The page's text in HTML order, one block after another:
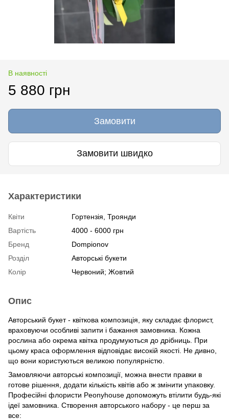
В наявності
5 880 грн
Замовити
Замовити швидко
Характеристики
Квіти
Гортензія, Троянди
Вартість
4000 - 6000 грн
Бренд
Dompionov
Розділ
Авторські букети
Колір
Червоний; Жовтий
Опис
Авторський букет - квіткова композиція, яку складає флорист,
враховуючи особливі запити і бажання замовника. Кожна
рослина або окрема квітка продумуються до дрібниць. При
цьому краса оформлення відповідає високій якості. Не дивно,
що вони користуються великою популярністю.
Замовляючи авторські композиції, можна внести правки в
готове рішення, додати кількість квітів або ж змінити упаковку.
Професійні флористи Peonyhouse допоможуть втілити будь-які
ідеї замовника. Створення авторського набору - це перш за
все: